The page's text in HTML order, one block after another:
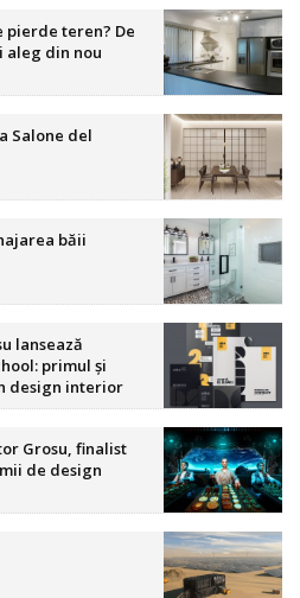
pierde teren? De
aleg din nou
Salone del
băii
lansează
primul și
design interior
Grosu, finalist
de design